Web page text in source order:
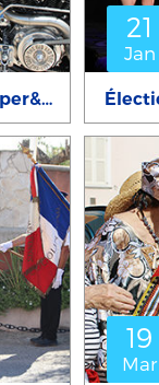
Rassemblement Chopper&Co 2017
21
Jan
19
Mar